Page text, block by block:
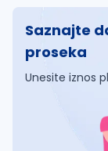
Saznajte
proseka
Unesite iznos